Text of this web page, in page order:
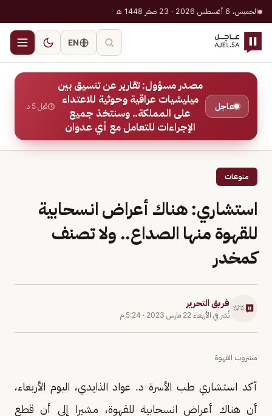
الخميس، 6 أغسطس 2026 · 23 صفر 1448 هـ
EN
عاجل
مصدر مسؤول: تقارير عن تنسيق بين
ميليشيات عراقية وحوثية للاعتداء
على المملكة.. وسنتخذ جميع
الإجراءات للتعامل مع أي عدوان
قبل 5 د
منوعات
استشاري: هناك أعراض انسحابية
للقهوة منها الصداع.. ولا تصنف
كمخدر
فريق التحرير
نُشر في الأربعاء 22 مارس 2023 · 5:24 م
مشروب القهوة
أكد استشاري طب الأسرة د. عواد الذايدي، اليوم الأربعاء،
أن هناك أعراض انسحابية للقهوة، مشيرا إلى أن قطع